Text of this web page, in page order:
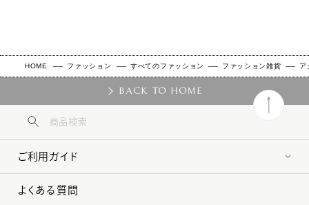
HOME ファッション すべてのファッション ファッション雑貨 ア
BACK TO HOME
ご利用ガイド
よくある質問